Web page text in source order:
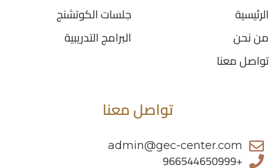
الرئيسية
من نحن
تواصل معنا
جلسات الكوتشنج
البرامج التدريبية
تواصل معنا
admin@gec-center.com
+966544650999